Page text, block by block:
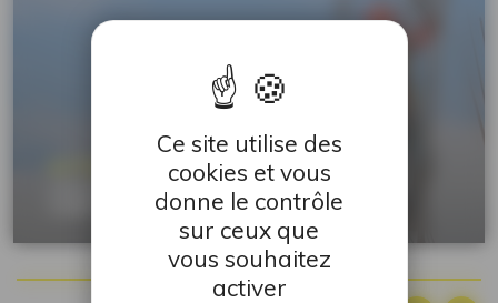
Ce site utilise des
cookies et vous
donne le contrôle
sur ceux que
vous souhaitez
activer
J’ÉCRIS TON NOM – LE FILM DES CAP+ DU
CAMPUS DE MONTGERMONT